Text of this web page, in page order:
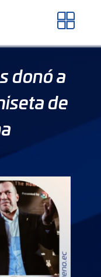
donó a
de